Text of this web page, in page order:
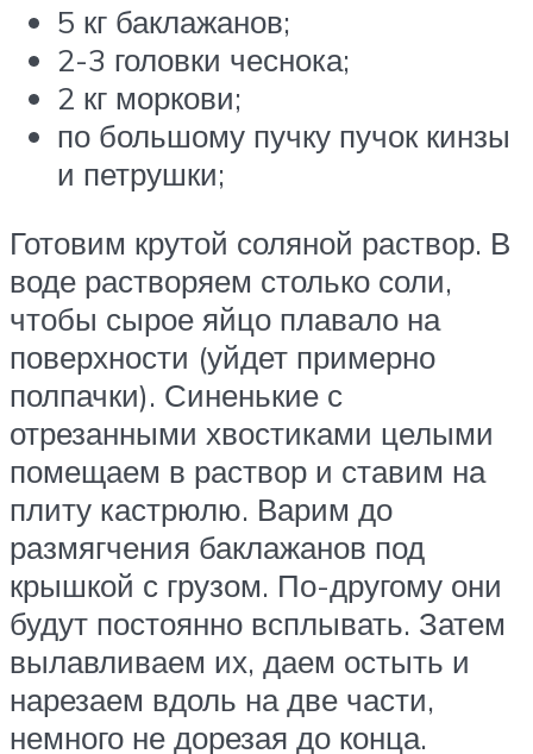
5 кг баклажанов;
2-3 головки чеснока;
2 кг моркови;
по большому пучку пучок кинзы
и петрушки;
Готовим крутой соляной раствор. В
воде растворяем столько соли,
чтобы сырое яйцо плавало на
поверхности (уйдет примерно
полпачки). Синенькие с
отрезанными хвостиками целыми
помещаем в раствор и ставим на
плиту кастрюлю. Варим до
размягчения баклажанов под
крышкой с грузом. По-другому они
будут постоянно всплывать. Затем
вылавливаем их, даем остыть и
нарезаем вдоль на две части,
немного не дорезая до конца.